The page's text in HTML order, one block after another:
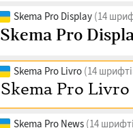
Skema Pro Display (14
Skema Pro Livro (14
Skema Pro News (14